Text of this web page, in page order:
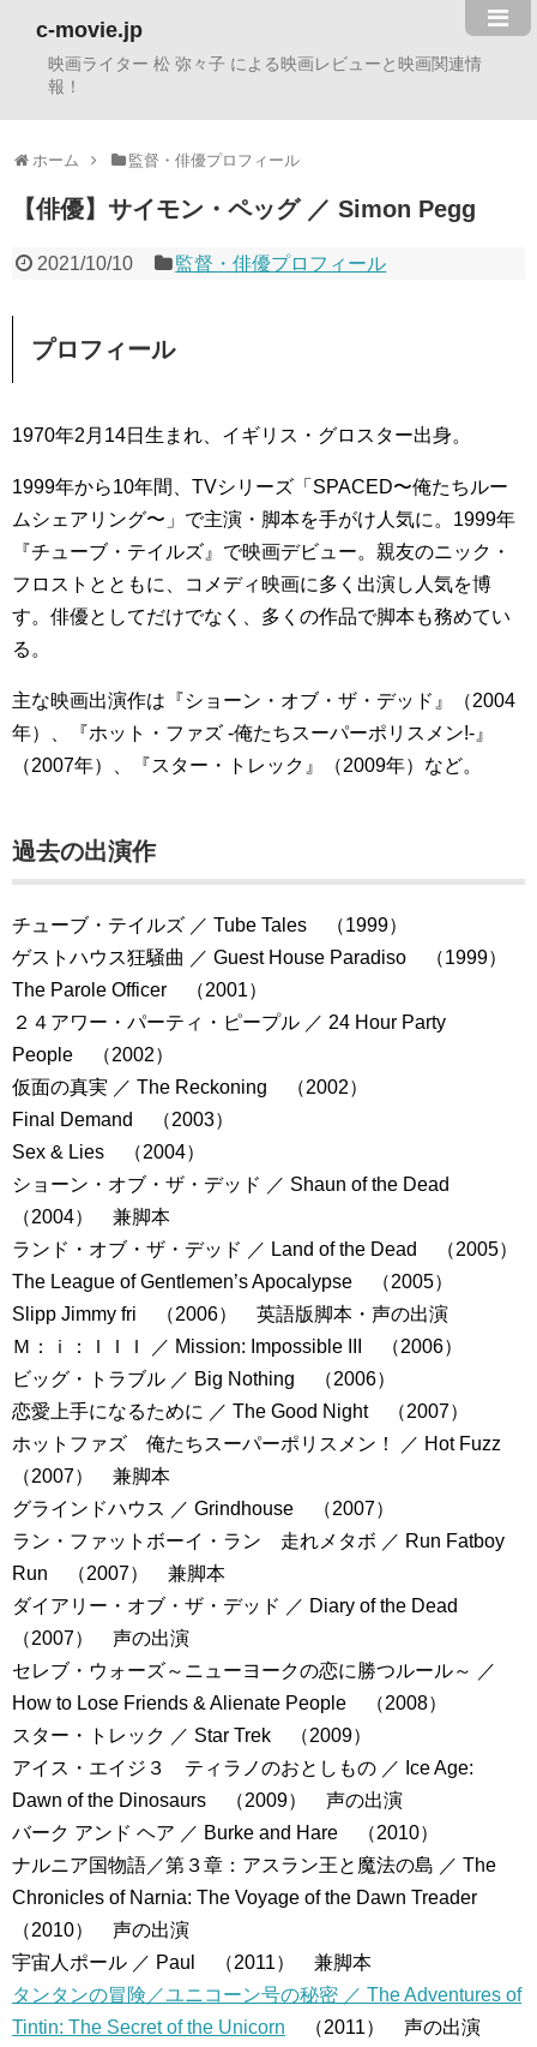
c-movie.jp
映画ライター 松 弥々子 による映画レビューと映画関連情
報！
ホーム 監督・俳優プロフィール
【俳優】サイモン・ペッグ ／ Simon Pegg
2021/10/10 監督・俳優プロフィール
プロフィール
1970年2月14日生まれ、イギリス・グロスター出身。
1999年から10年間、TVシリーズ「SPACED〜俺たちルー
ムシェアリング〜」で主演・脚本を手がけ人気に。1999年
『チューブ・テイルズ』で映画デビュー。親友のニック・
フロストとともに、コメディ映画に多く出演し人気を博
す。俳優としてだけでなく、多くの作品で脚本も務めてい
る。
主な映画出演作は『ショーン・オブ・ザ・デッド』（2004
年）、『ホット・ファズ -俺たちスーパーポリスメン!-』
（2007年）、『スター・トレック』（2009年）など。
過去の出演作
チューブ・テイルズ ／ Tube Tales （1999）
ゲストハウス狂騒曲 ／ Guest House Paradiso （1999）
The Parole Officer （2001）
２４アワー・パーティ・ピープル ／ 24 Hour Party
People （2002）
仮面の真実 ／ The Reckoning （2002）
Final Demand （2003）
Sex & Lies （2004）
ショーン・オブ・ザ・デッド ／ Shaun of the Dead
（2004） 兼脚本
ランド・オブ・ザ・デッド ／ Land of the Dead （2005）
The League of Gentlemen’s Apocalypse （2005）
Slipp Jimmy fri （2006） 英語版脚本・声の出演
Ｍ：ｉ：ＩＩＩ ／ Mission: Impossible III （2006）
ビッグ・トラブル ／ Big Nothing （2006）
恋愛上手になるために ／ The Good Night （2007）
ホットファズ 俺たちスーパーポリスメン！ ／ Hot Fuzz
（2007） 兼脚本
グラインドハウス ／ Grindhouse （2007）
ラン・ファットボーイ・ラン 走れメタボ ／ Run Fatboy
Run （2007） 兼脚本
ダイアリー・オブ・ザ・デッド ／ Diary of the Dead
（2007） 声の出演
セレブ・ウォーズ～ニューヨークの恋に勝つルール～ ／
How to Lose Friends & Alienate People （2008）
スター・トレック ／ Star Trek （2009）
アイス・エイジ３ ティラノのおとしもの ／ Ice Age:
Dawn of the Dinosaurs （2009） 声の出演
バーク アンド ヘア ／ Burke and Hare （2010）
ナルニア国物語／第３章：アスラン王と魔法の島 ／ The
Chronicles of Narnia: The Voyage of the Dawn Treader
（2010） 声の出演
宇宙人ポール ／ Paul （2011） 兼脚本
タンタンの冒険／ユニコーン号の秘密 ／ The Adventures of
Tintin: The Secret of the Unicorn （2011） 声の出演